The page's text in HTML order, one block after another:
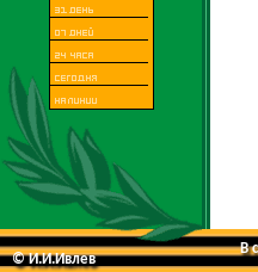
© И.И.Ивлев
В